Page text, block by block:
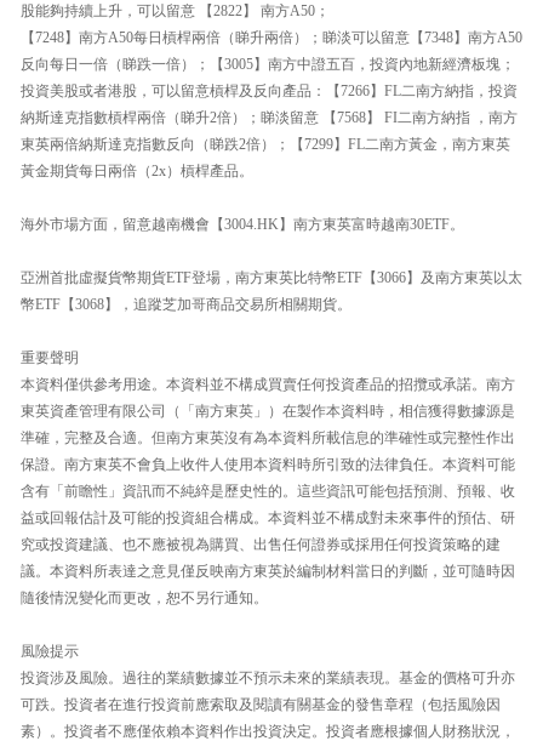
股能夠持續上升，可以留意 【2822】 南方A50；
【7248】南方A50每日槓桿兩倍（睇升兩倍）；睇淡可以留意【7348】南方A50
反向每日一倍（睇跌一倍）；【3005】南方中證五百，投資內地新經濟板塊；
投資美股或者港股，可以留意槓桿及反向產品：【7266】FL二南方納指，投資
納斯達克指數槓桿兩倍（睇升2倍）；睇淡留意 【7568】 FI二南方納指 ，南方
東英兩倍納斯達克指數反向（睇跌2倍）；【7299】FL二南方黃金，南方東英
黃金期貨每日兩倍（2x）槓桿產品。
海外市場方面，留意越南機會【3004.HK】南方東英富時越南30ETF。
亞洲首批虛擬貨幣期貨ETF登場，南方東英比特幣ETF【3066】及南方東英以太
幣ETF【3068】，追蹤芝加哥商品交易所相關期貨。
重要聲明
本資料僅供參考用途。本資料並不構成買賣任何投資產品的招攬或承諾。南方
東英資產管理有限公司（「南方東英」）在製作本資料時，相信獲得數據源是
準確，完整及合適。但南方東英沒有為本資料所載信息的準確性或完整性作出
保證。南方東英不會負上收件人使用本資料時所引致的法律負任。本資料可能
含有「前瞻性」資訊而不純綷是歷史性的。這些資訊可能包括預測、預報、收
益或回報估計及可能的投資組合構成。本資料並不構成對未來事件的預估、研
究或投資建議、也不應被視為購買、出售任何證券或採用任何投資策略的建
議。本資料所表達之意見僅反映南方東英於編制材料當日的判斷，並可隨時因
隨後情況變化而更改，恕不另行通知。
風險提示
投資涉及風險。過往的業績數據並不預示未來的業績表現。基金的價格可升亦
可跌。投資者在進行投資前應索取及閱讀有關基金的發售章程（包括風險因
素）。投資者不應僅依賴本資料作出投資決定。投資者應根據個人財務狀況，